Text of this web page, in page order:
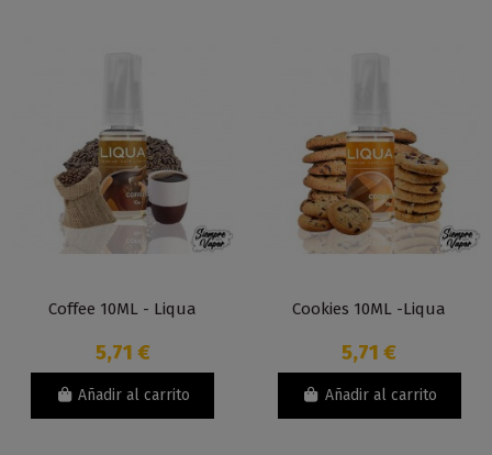
Coffee 10ML - Liqua
5,71 €
Añadir al carrito
Cookies 10ML -Liqua
5,71 €
Añadir al carrito